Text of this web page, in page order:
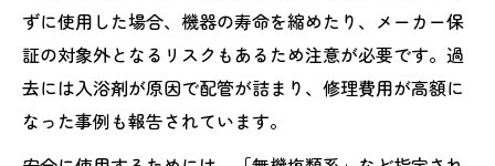
ずに使用した場合、機器の寿命を縮めたり、メーカー保
証の対象外となるリスクもあるため注意が必要です。過
去には入浴剤が原因で配管が詰まり、修理費用が高額に
なった事例も報告されています。